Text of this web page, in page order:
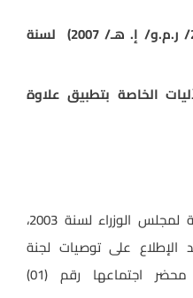
قرار رئيس الوزراء رقم ( 21/11/ ر.م.و/ إ. هـ/ 2007) لسنة
الخاصة بتطبيق علاوة
بعد الإطلاع على اللائحة الداخلية لمجلس الوزراء لسنة 2003،
منها، وبعد الإطلاع على توصيات لجنة
الشئون الإدارية الوزارية في محضر اجتماعها رقم (01)